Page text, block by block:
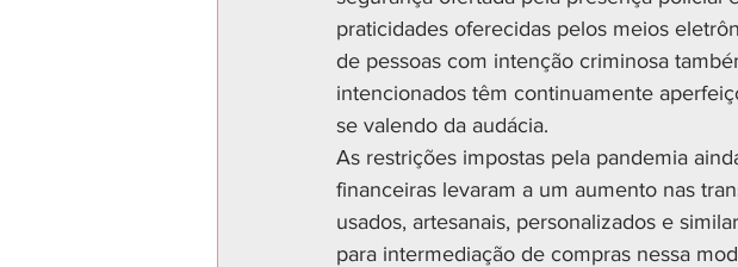
praticidades oferecidas pelos meios
de pessoas com intenção criminosa
intencionados têm continuamente
se valendo da audácia.
As restrições impostas pela pandemia
financeiras levaram a um aumento nas
usados, artesanais, personalizados e
para intermediação de compras nessa